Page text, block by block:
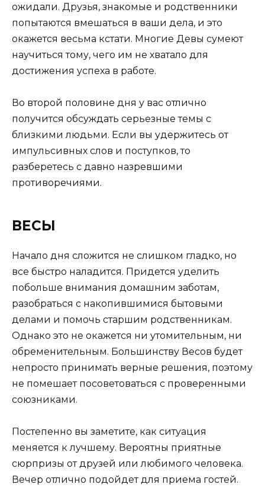
ожидали. Друзья, знакомые и родственники
попытаются вмешаться в ваши дела, и это
окажется весьма кстати. Многие Девы сумеют
научиться тому, чего им не хватало для
достижения успеха в работе.
Во второй половине дня у вас отлично
получится обсуждать серьезные темы с
близкими людьми. Если вы удержитесь от
импульсивных слов и поступков, то
разберетесь с давно назревшими
противоречиями.
ВЕСЫ
Начало дня сложится не слишком гладко, но
все быстро наладится. Придется уделить
побольше внимания домашним заботам,
разобраться с накопившимися бытовыми
делами и помочь старшим родственникам.
Однако это не окажется ни утомительным, ни
обременительным. Большинству Весов будет
непросто принимать верные решения, поэтому
не помешает посоветоваться с проверенными
союзниками.
Постепенно вы заметите, как ситуация
меняется к лучшему. Вероятны приятные
сюрпризы от друзей или любимого человека.
Вечер отлично подойдет для приема гостей.